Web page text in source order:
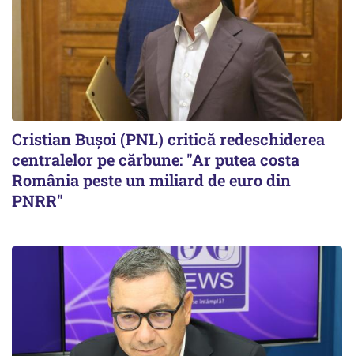
Cristian Bușoi (PNL) critică redeschiderea
centralelor pe cărbune: "Ar putea costa
România peste un miliard de euro din
PNRR"